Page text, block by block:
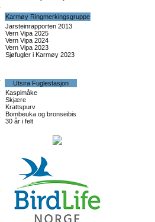
Karmøy Ringmerkingsgruppe
Jarsteinrapporten 2013
Vern Vipa 2025
Vern Vipa 2024
Vern Vipa 2023
Sjøfugler i Karmøy 2023
Utsira Fuglestasjon
Kaspimåke
Skjære
Krattspurv
Bombeuka og bronseibis
30 år i felt